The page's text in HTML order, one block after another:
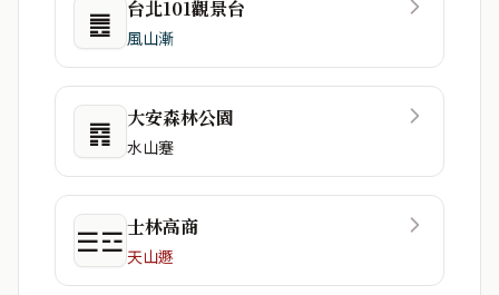
䷌ 台北101觀景台
風山漸
䷴ 大安森林公園
水山蹇
☰☲士林高商
天山遯